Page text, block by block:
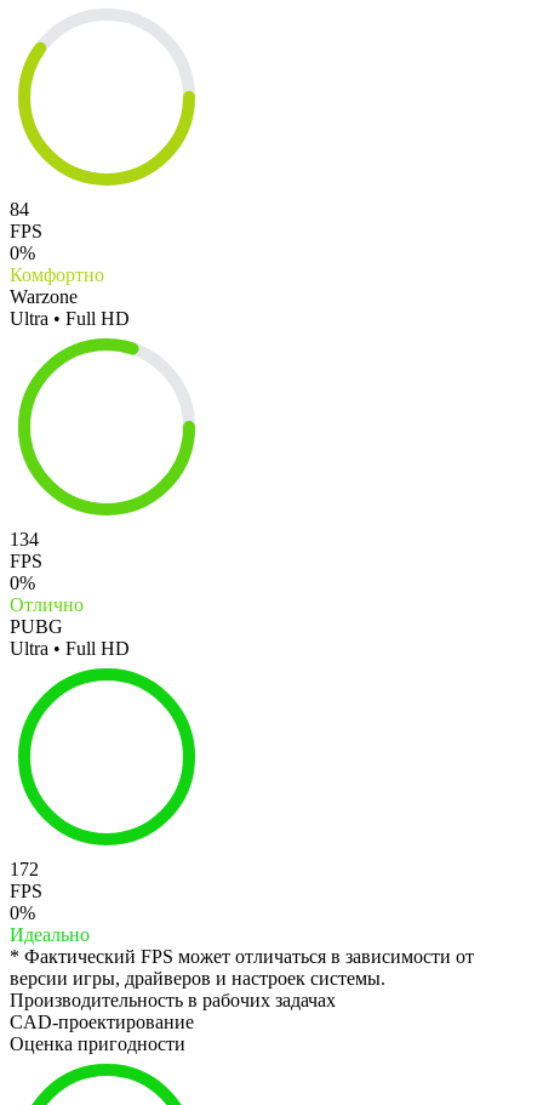
84
FPS
0%
Комфортно
Warzone
Ultra • Full HD
134
FPS
0%
Отлично
PUBG
Ultra • Full HD
172
FPS
0%
Идеально
* Фактический FPS может отличаться в зависимости от
версии игры, драйверов и настроек системы.
Производительность в рабочих задачах
CAD-проектирование
Оценка пригодности